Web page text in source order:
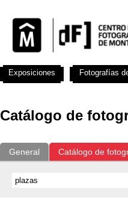
Catálogo de
General Catálogo de
Exposiciones Fotografías